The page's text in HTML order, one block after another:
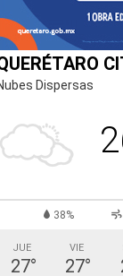
Dispersas
38%
JUE
27°
VIE
27°